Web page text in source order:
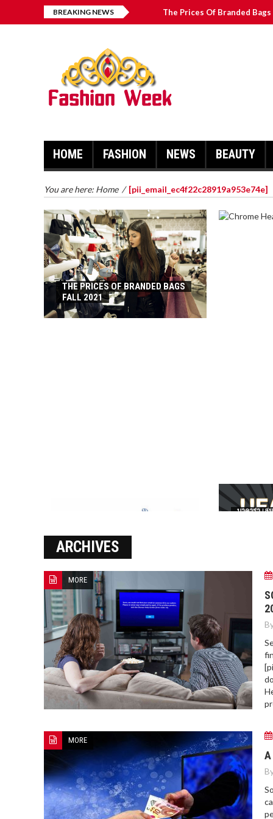
BREAKING NEWS The Prices Of Branded Bags
HOME FASHION NEWS BEAUTY
You are here: Home / [pii_email_ec4f22c28919a953e74e]
THE PRICES OF BRANDED BAGS
FALL 2021
HOW TO FIND BEST HOSPITAL
BED
บาคาร่า เล่
ARCHIVES
MORE
MORE
A